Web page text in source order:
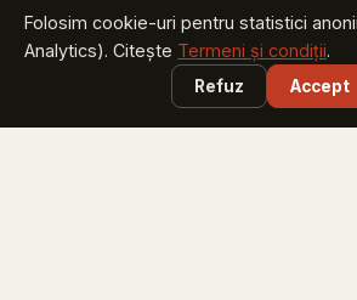
Folosim cookie-uri pentru statistici
Analytics). Citește Termeni și condiții.
Refuz Accept
cine investește în energie și unde
Smart City Marketplace
soluții testate + licitațiile zilei